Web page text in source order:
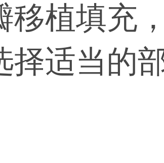
移植填充
择适当的
据实际情